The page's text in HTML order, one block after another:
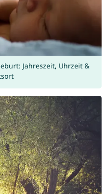
Jahreszeit, Uhrzeit &